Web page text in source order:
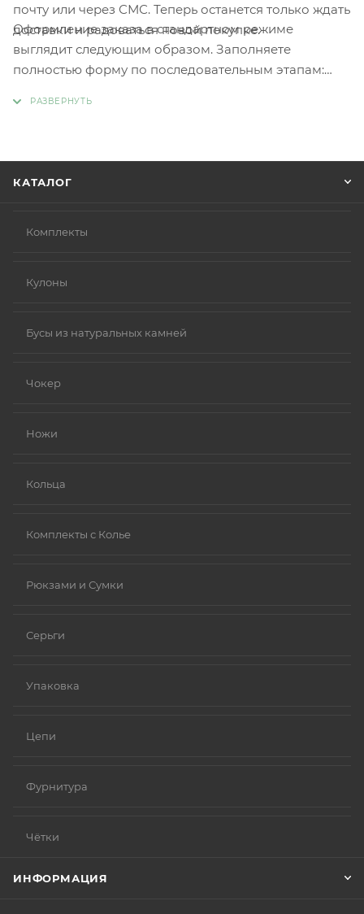
почту или через СМС. Теперь останется только ждать
доставки и радоваться новой покупке.
Оформление заказа в стандартном режиме
выглядит следующим образом. Заполняете
полностью форму по последовательным этапам:
КАТАЛОГ
Комплекты
Кулоны
Бусы из натуральных камней
Чокер
Ножи
Кольца
Комплекты с Колье
Рюкзами и Сумки
Серьги
Упаковка
Цепи
Фурнитура
Чётки
ИНФОРМАЦИЯ